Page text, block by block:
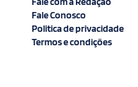
Fale Conosco
Politica de privacidade
Termos e condições